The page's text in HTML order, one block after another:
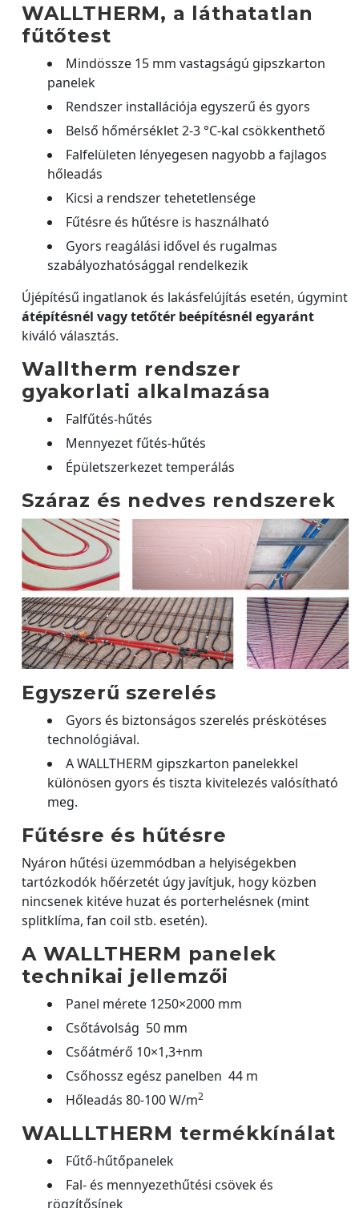
WALLTHERM, a láthatatlan
fűtőtest
Mindössze 15 mm vastagságú gipszkarton
panelek
Rendszer installációja egyszerű és gyors
Belső hőmérséklet 2-3 °C-kal csökkenthető
Falfelületen lényegesen nagyobb a fajlagos
hőleadás
Kicsi a rendszer tehetetlensége
Fűtésre és hűtésre is használható
Gyors reagálási idővel és rugalmas
szabályozhatósággal rendelkezik
Újépítésű ingatlanok és lakásfelújítás esetén, úgymint
átépítésnél vagy tetőtér beépítésnél egyaránt
kiváló választás.
Walltherm rendszer
gyakorlati alkalmazása
Falfűtés-hűtés
Mennyezet fűtés-hűtés
Épületszerkezet temperálás
Száraz és nedves rendszerek
Egyszerű szerelés
Gyors és biztonságos szerelés préskötéses
technológiával.
A WALLTHERM gipszkarton panelekkel
különösen gyors és tiszta kivitelezés valósítható
meg.
Fűtésre és hűtésre
Nyáron hűtési üzemmódban a helyiségekben
tartózkodók hőérzetét úgy javítjuk, hogy közben
nincsenek kitéve huzat és porterhelésnek (mint
splitklíma, fan coil stb. esetén).
A WALLTHERM panelek
technikai jellemzői
Panel mérete 1250×2000 mm
Csőtávolság 50 mm
Csőátmérő 10×1,3+nm
Csőhossz egész panelben 44 m
Hőleadás 80-100 W/m2
WALLLTHERM termékkínálat
Fűtő-hűtőpanelek
Fal- és mennyezethűtési csövek és
rögzítősínek